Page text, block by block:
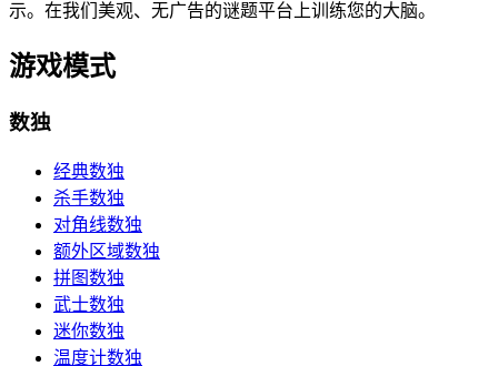
示。在我们美观、无广告的谜题平台上训练您的大脑。
游戏模式
数独
经典数独
杀手数独
对角线数独
额外区域数独
拼图数独
武士数独
迷你数独
温度计数独